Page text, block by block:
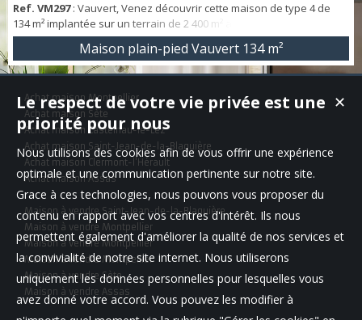
Ref. VM297: Vauvert, Venez découvrir cette maison de type 4 de
134 m² implantée sur un terrain de 2 400 m² arboré. Cette maison de
plein pied est composée d'un grand séjour de 32 m², d'une cuisine
ouverte sur la salle à manger, de 3 chambres, d'une salle de bain et
d'un wc séparé. Vous y retrouverez de bonne prestation avec des
Maison plain-pied Vauvert 134 m²
Achat maison Montpellier
Achat maison Sète
Achat maison Castelnau-le-Lez
Achat maison Saint-Jean-de-la-Blaquière
Achat maison Clermont-l'Hérault
Achat maison Assas
Maison à vendre Saint-Jean-de-la-Blaquière
Maison à vendre Montpellier
Maison à vendre Montpellier
Maison à vendre Montpellier
Maison à vendre Sète
Maison à vendre Assas
✕
Le respect de votre vie privée est une
priorité pour nous
Nous utilisons des cookies afin de vous offrir une expérience
optimale et une communication pertinente sur notre site.
Grace à ces technologies, nous pouvons vous proposer du
contenu en rapport avec vos centres d'intérêt. Ils nous
permettent également d'améliorer la qualité de nos services et
la convivialité de notre site internet. Nous utiliserons
uniquement les données personnelles pour lesquelles vous
avez donné votre accord. Vous pouvez les modifier à